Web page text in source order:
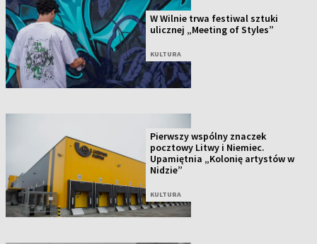
W Wilnie trwa festiwal sztuki
ulicznej „Meeting of Styles”
KULTURA
Pierwszy wspólny znaczek
pocztowy Litwy i Niemiec.
Upamiętnia „Kolonię artystów w
Nidzie”
KULTURA